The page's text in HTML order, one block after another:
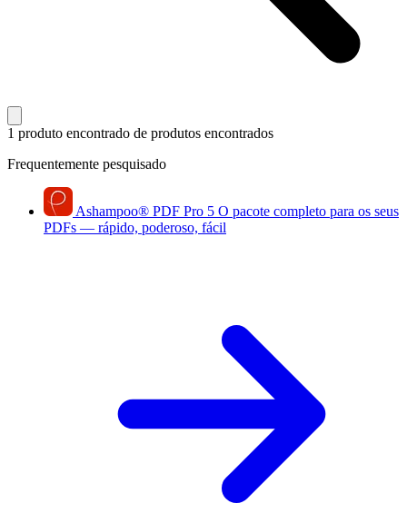
1 produto encontrado de produtos encontrados
Frequentemente pesquisado
Ashampoo® PDF Pro 5 O pacote completo para os seus
PDFs — rápido, poderoso, fácil